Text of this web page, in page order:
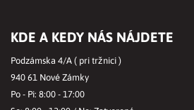
KDE A KEDY NÁS NÁJDETE
Podzámska 4/A ( pri tržnici )
940 61 Nové Zámky
Po - Pi: 8:00 - 17:00